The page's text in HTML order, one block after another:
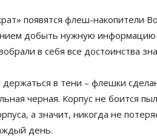
появятся флеш-накопители
добыть нужную информацию
в себя все
в тени – флешки
черная. Корпус не боится
а значит, никогда не
день.